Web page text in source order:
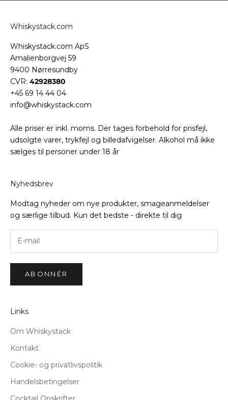
Whiskystack.com
Whiskystack.com ApS
Amalienborgvej 59
9400 Nørresundby
CVR: 42928380
+45 69 14 44 04
info@whiskystack.com
Alle priser er inkl. moms. Der tages forbehold for prisfejl,
udsolgte varer, trykfejl og billedafvigelser. Alkohol må ikke
sælges til personer under 18 år
Nyhedsbrev
Modtag nyheder om nye produkter, smageanmeldelser
og særlige tilbud. Kun det bedste - direkte til dig
ABONNÉR
Links
Om Whiskystack
Kontakt
Cookie- og privatlivspolitik
Handelsbetingelser